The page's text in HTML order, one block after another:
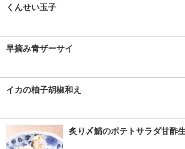
くんせい玉子
早摘み青ザーサイ
イカの柚子胡椒和え
炙り〆鯖のポテトサラダ甘酢